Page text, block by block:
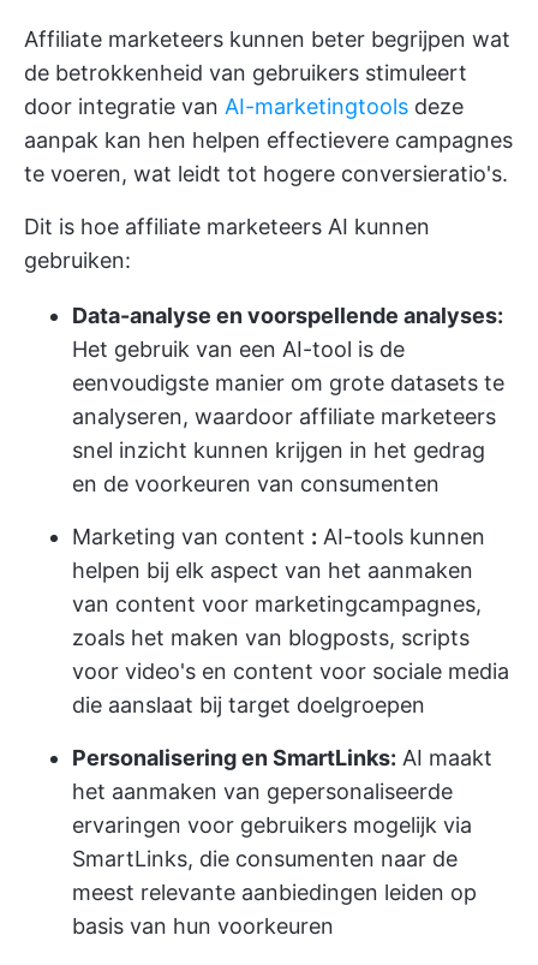
Affiliate marketeers kunnen beter begrijpen wat
de betrokkenheid van gebruikers stimuleert
door integratie van AI-marketingtools deze
aanpak kan hen helpen effectievere campagnes
te voeren, wat leidt tot hogere conversieratio's.
Dit is hoe affiliate marketeers AI kunnen
gebruiken:
Data-analyse en voorspellende analyses:
Het gebruik van een AI-tool is de
eenvoudigste manier om grote datasets te
analyseren, waardoor affiliate marketeers
snel inzicht kunnen krijgen in het gedrag
en de voorkeuren van consumenten
Marketing van content : AI-tools kunnen
helpen bij elk aspect van het aanmaken
van content voor marketingcampagnes,
zoals het maken van blogposts, scripts
voor video's en content voor sociale media
die aanslaat bij target doelgroepen
Personalisering en SmartLinks: AI maakt
het aanmaken van gepersonaliseerde
ervaringen voor gebruikers mogelijk via
SmartLinks, die consumenten naar de
meest relevante aanbiedingen leiden op
basis van hun voorkeuren